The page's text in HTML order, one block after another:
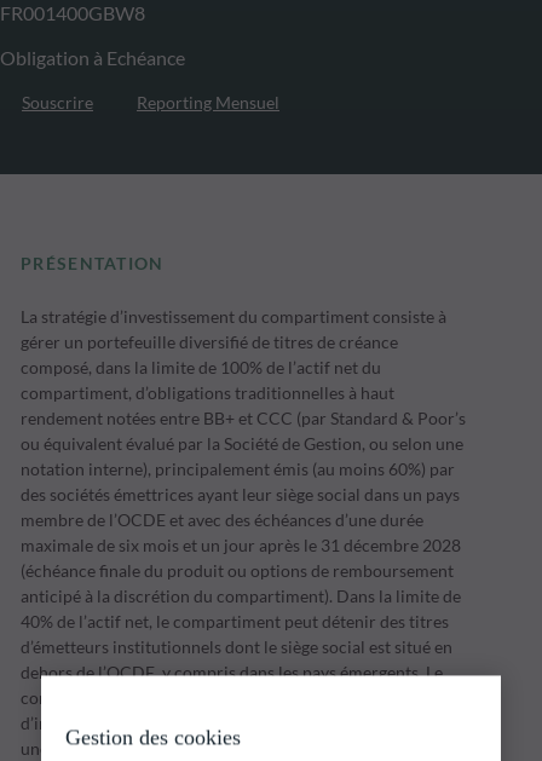
FR001400GBW8
Obligation à Echéance
Souscrire Reporting Mensuel
PRÉSENTATION
La stratégie d’investissement du compartiment consiste à
gérer un portefeuille diversifié de titres de créance
composé, dans la limite de 100% de l’actif net du
compartiment, d’obligations traditionnelles à haut
rendement notées entre BB+ et CCC (par Standard & Poor’s
ou équivalent évalué par la Société de Gestion, ou selon une
notation interne), principalement émis (au moins 60%) par
des sociétés émettrices ayant leur siège social dans un pays
membre de l’OCDE et avec des échéances d’une durée
maximale de six mois et un jour après le 31 décembre 2028
(échéance finale du produit ou options de remboursement
anticipé à la discrétion du compartiment). Dans la limite de
40% de l’actif net, le compartiment peut détenir des titres
d’émetteurs institutionnels dont le siège social est situé en
dehors de l’OCDE, y compris dans les pays émergents. Le
compartiment mettra en œuvre sa stratégie
d’investissement sur une période d’investissement jusqu’à
une date d’échéance fixée par la Société de Gestion
Gestion des cookies